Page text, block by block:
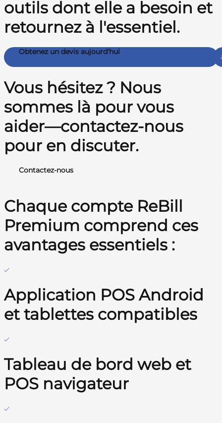
outils dont elle a besoin et
retournez à l'essentiel.
Obtenez un devis aujourd'hui
Vous hésitez ? Nous
sommes là pour vous
aider—contactez-nous
pour en discuter.
Contactez-nous
Chaque compte ReBill
Premium comprend ces
avantages essentiels :
Application POS Android
et tablettes compatibles
Tableau de bord web et
POS navigateur